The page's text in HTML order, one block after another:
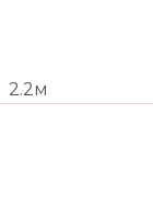
2.2м